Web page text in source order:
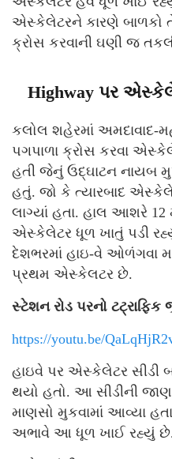
એસ્કેલેટરને કારણે બાળકો
ક્રોસ કરવાની ઘણી જ
Highway પર
કલોલ શહેરમાં અમદાવાદ-
પગપાળા ક્રોસ કરવા
હતી જેનું ઉદ્ઘાટન નાયબ
હતું. જો કે ત્યારબાદ
લાગ્યાં હતા. હાલ આશરે
એસ્કેલેટર ધૂળ ખાતું પડી
દેશભરમાં હાઇ-વે ઓળંગવા
પ્રથમ એસ્કેલટર છે.
સ્ટેશન રોડ પરનો ટટ્રાફિક
https://youtu.be/
હાઇવે પર એસ્કેલેટર સીડી
થયો હતો. આ સીડીની
માણસો મુકવામાં આવ્યા
અભાવે આ ધૂળ ખાઈ રહ્યું